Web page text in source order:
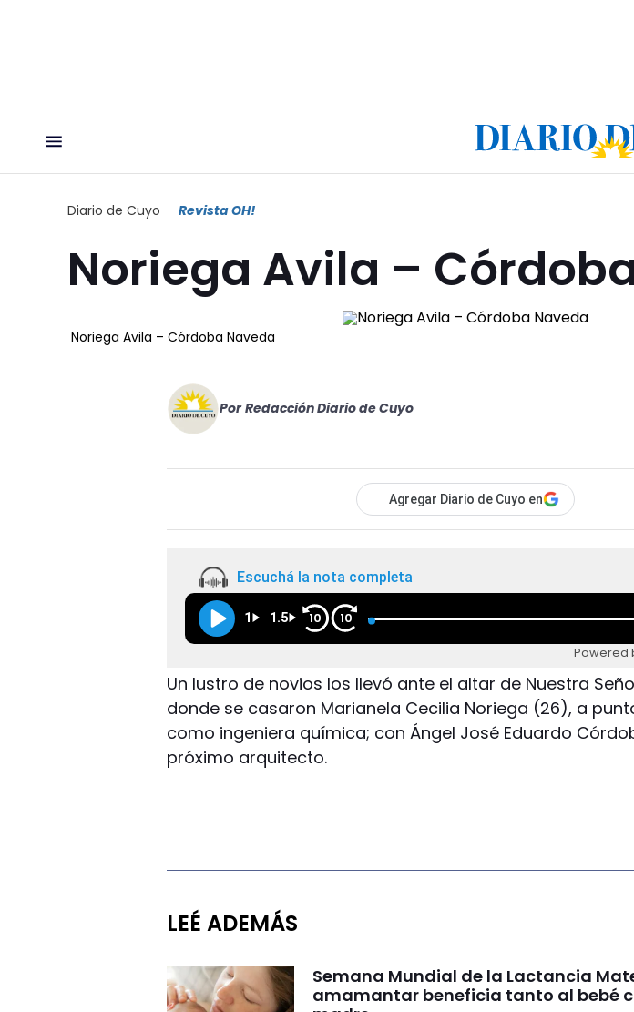
Diario de Cuyo Revista OH!
Noriega Avila –
Noriega Avila – Córdoba Naveda
Por Redacción Diario de Cuyo
Agregar Diario de Cuyo en
Escuchá la nota completa
1 1.5 10 10
Powered
Un lustro de novios los llevó ante el altar de Nuestra
donde se casaron Marianela Cecilia Noriega (26), a
como ingeniera química; con Ángel José Eduardo
próximo arquitecto.
LEÉ ADEMÁS
Semana Mundial de la Lactancia
amamantar beneficia tanto al bebé